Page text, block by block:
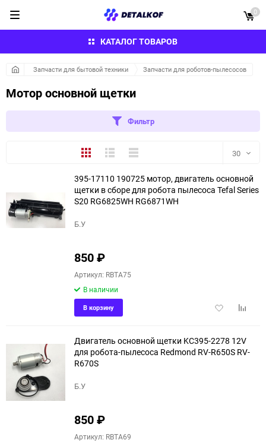
КАТАЛОГ ТОВАРОВ
0
Запчасти для бытовой техники Запчасти для роботов-пылесосов
Мотор основной щетки
Фильтр
ПлиткаПодробноКомпактно 30
30
395-17110 190725 мотор, двигатель основной
щетки в сборе для робота пылесоса Tefal Series
S20 RG6825WH RG6871WH
Б.У
850₽
Артикул: RBTA75
В наличии
Добавить
В корзину
Двигатель основной щетки KC395-2278 12V
для робота-пылесоса Redmond RV-R650S RV-
R670S
Б.У
850₽
Артикул: RBTA69